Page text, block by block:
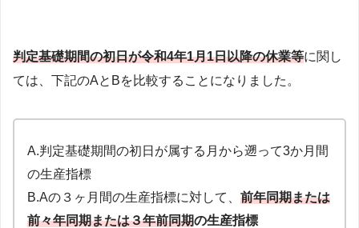
判定基礎期間の初日が令和4年1月1日以降の休業等に関し
ては、下記のAとBを比較することになりました。
A.判定基礎期間の初日が属する月から遡って3か月間
の生産指標
B.Aの３ヶ月間の生産指標に対して、 前年同期または
前々年同期または３年前同期の生産指標